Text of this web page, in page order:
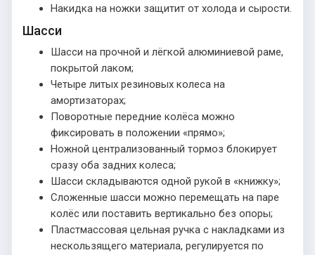
Накидка на ножки защитит от холода и сырости.
Шасси
Шасси на прочной и лёгкой алюминиевой раме,
покрытой лаком;
Четыре литых резиновых колеса на
амортизаторах;
Поворотные передние колёса можно
фиксировать в положении «прямо»;
Ножной централизованный тормоз блокирует
сразу оба задних колеса;
Шасси складываются одной рукой в «книжку»;
Сложенные шасси можно перемещать на паре
колёс или поставить вертикально без опоры;
Пластмассовая цельная ручка с накладками из
нескользящего материала, регулируется по